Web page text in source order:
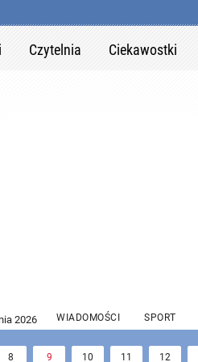
Czytelnia Ciekawostki
WIADOMOŚCI SPORT
8 9 10 11 12